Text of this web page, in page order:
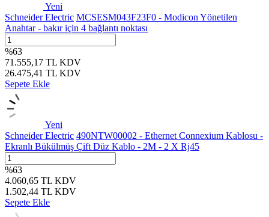
Yeni
Schneider Electric MCSESM043F23F0 - Modicon Yönetilen
Anahtar - bakır için 4 bağlantı noktası
%63
71.555,17 TL KDV
26.475,41 TL KDV
Sepete Ekle
Yeni
Schneider Electric 490NTW00002 - Ethernet Connexium Kablosu -
Ekranlı Bükülmüş Çift Düz Kablo - 2M - 2 X Rj45
%63
4.060,65 TL KDV
1.502,44 TL KDV
Sepete Ekle